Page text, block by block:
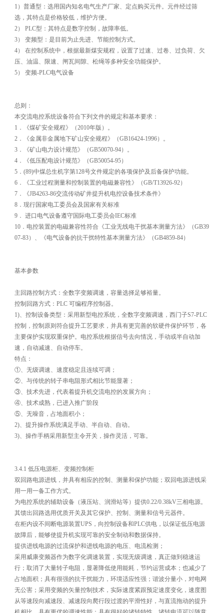
1）普通型：选用国内知名电气生产厂家、定点购买元件。元件经过筛
选，其特点是价格较低，维护方便。
2） PLC型：其特点是数字控制，故障率低。
3） 变频型：是目前为止先进、节能控制方式。
4） 在控制系统中，根据最新煤安规程，设置了过速、过卷、过负荷、欠
压、油温、限速、闸瓦间隙、松绳等多种安全功能保护。
5） 变频-PLC电气设备
总则：
本交流电控系统设备符合下列文件的规定和基本要求：
1．《煤矿安全规程》（2010年版）。
2．《金属非金属地下矿山安全规程》（GB16424-1996）。
3．《矿山电力设计规范》（GB50070-94）。
4．《低压配电设计规范》（GB50054-95）
5．(89)中煤总生机字第128号文件规定的各项保护及后备保护功能。
6．《工业过程测量和控制装置的电磁兼容性》（GB/T13926-92）
7．《JB4263-86交流传动矿井提升机电控设备技术条件》
8．现行国家电工委员会及国家有关标准
9． 进口电气设备遵守国际电工委员会IEC标准
10．电控装置的电磁兼容性符合《工业无线电干扰基本测量方法》（GB39
07-83）、《电气设备的抗干扰特性基本测量方法》（GB4859-84）
基本参数
主回路控制方式：全数字变频调速，容量选择足够裕量。
控制回路方式：PLC 可编程序控制器。
1)、控制设备类型：采用新型电控系统，全数字变频调速，西门子S7-PLC
控制，控制原则符合提升工艺要求，并具有更完善的软硬件保护环节，各
主要保护实现双重保护。电控系统根据信号去向情况，手动或半自动加
速，自动减速、自动停车。
特点：
①、无级调速、速度稳定且连续可调；
②、与传统的转子串电阻形式相比节能显著；
③、技术先进，代表着提升机交流电控的发展方向；
④、技术成熟，已进入推广阶段
⑤、无噪音，占地面积小；
2)、提升操作系统满足手动、半自动、自动。
3)、操作手柄采用新型主令开关，操作灵活，可靠。
3.4.1 低压电源柜、变频控制柜
双回路电源进线，并具有相应的控制、测量和保护功能；双回电源进线采
用一用一备工作方式。
为电控系统的辅助设备（液压站、润滑站等）提供0.22/0.38kV三相电源。
其馈出回路选用优质开关及其它保护、控制、测量和信号元器件。
在柜内设不间断电源装置UPS，向控制设备和PLC供电，以保证低压电源
故障后，能够使提升机实现可靠的安全制动和数据保持。
提供进线电源的过流保护和进线电源的电压、电流检测；
采用威康变频器作为数字化调速装置，实现无级调速，真正做到稳速运
行；取消了大量转子电阻，显著降低使用能耗，节约运营成本；也减少了
占地面积；具有很强的抗干扰能力，环境适应性强；谐波分量小，对电网
无公害；采用变频的矢量控制技术，实际速度紧跟预定速度变化，速度图
从等速段向减速段、减速段向爬行段过渡的平滑性好，与直流拖动的提升